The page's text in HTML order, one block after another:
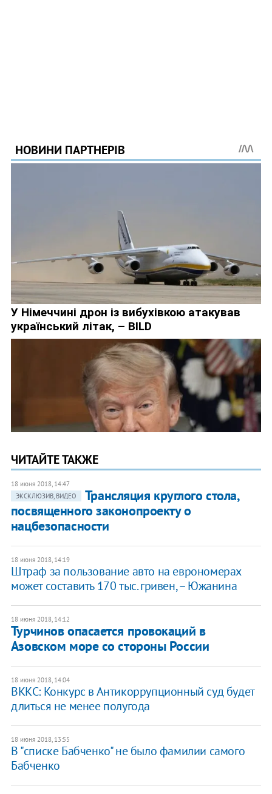
ЧИТАЙТЕ ТАКЖЕ
18 июня 2018, 14:47
ЭКСКЛЮЗИВ, ВИДЕО
Трансляция круглого стола,
посвященного законопроекту о
нацбезопасности
18 июня 2018, 14:19
​Штраф за пользование авто на еврономерах
может составить 170 тыс. гривен, – Южанина
18 июня 2018, 14:12
Турчинов опасается провокаций в
Азовском море со стороны России
18 июня 2018, 14:04
​ВККС: Конкурс в Антикоррупционный суд будет
длиться не менее полугода
18 июня 2018, 13:55
В "списке Бабченко" не было фамилии самого
Бабченко